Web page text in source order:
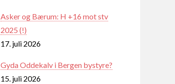
Asker og Bærum: H +16 mot stv
2025 (!)
17. juli 2026
Gyda Oddekalv i Bergen bystyre?
15. juli 2026